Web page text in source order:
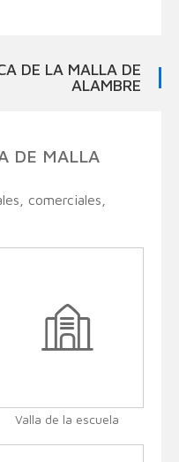
DE LA MALLA DE
ALAMBRE
DE MALLA
comerciales,
Valla de la escuela